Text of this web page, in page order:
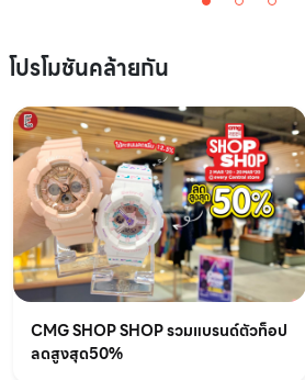
โปรโมชันคล้ายกัน
CMG SHOP SHOP รวมแบรนด์ตัวท็อป
ลดสูงสุด50%